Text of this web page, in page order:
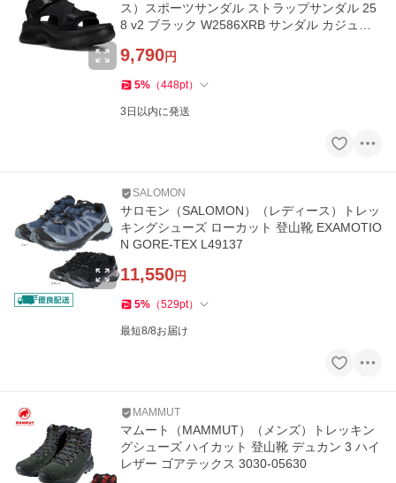
ス）スポーツサンダル ストラップサンダル 25
8 v2 ブラック W2586XRB サンダル カジュア
9,790円
5% （448pt）
3日以内に発送
SALOMON
サロモン（SALOMON）（レディース）トレッ
キングシューズ ローカット 登山靴 EXAMOTIO
N GORE-TEX L49137
11,550円
5% （529pt）
最短8/8お届け
MAMMUT
マムート（MAMMUT）（メンズ）トレッキン
グシューズ ハイカット 登山靴 デュカン 3 ハイ
レザー ゴアテックス 3030-05630